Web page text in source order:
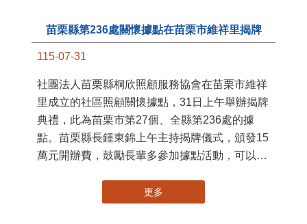
苗栗縣第236處關懷據點在苗栗市維祥里揭牌
115-07-31
社團法人苗栗縣桐欣照顧服務協會在苗栗市維祥
里成立的社區照顧關懷據點，31日上午舉辦揭牌
典禮，此為苗栗市第27個、全縣第236處的據
點。苗栗縣長鍾東錦上午主持揭牌儀式，頒發15
萬元開辦費，鼓勵長輩多參加據點活動，可以更